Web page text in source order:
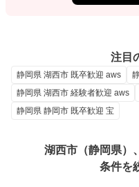
注目
静岡県 湖西市 既卒歓迎 aws
静岡県 湖西市 経験者歓迎 aws
静岡県 静岡市 既卒歓迎 宝
湖西市（静岡県）
条件を